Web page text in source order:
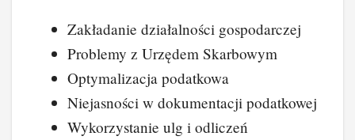
Zakładanie działalności gospodarczej
Problemy z Urzędem Skarbowym
Optymalizacja podatkowa
Niejasności w dokumentacji podatkowej
Wykorzystanie ulg i odliczeń